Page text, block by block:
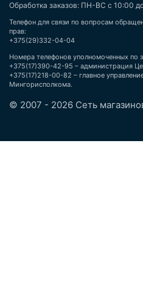
Обработка заказов: ПН-ВС с 10:00
Телефон для связи по вопросам
прав:
+375(29)332-04-04
Номера телефонов уполномоченных по
+375(17)390-42-95 – администрация
+375(17)218-00-82 – главное
Мингорисполкома.
© 2007 - 2026 Сеть